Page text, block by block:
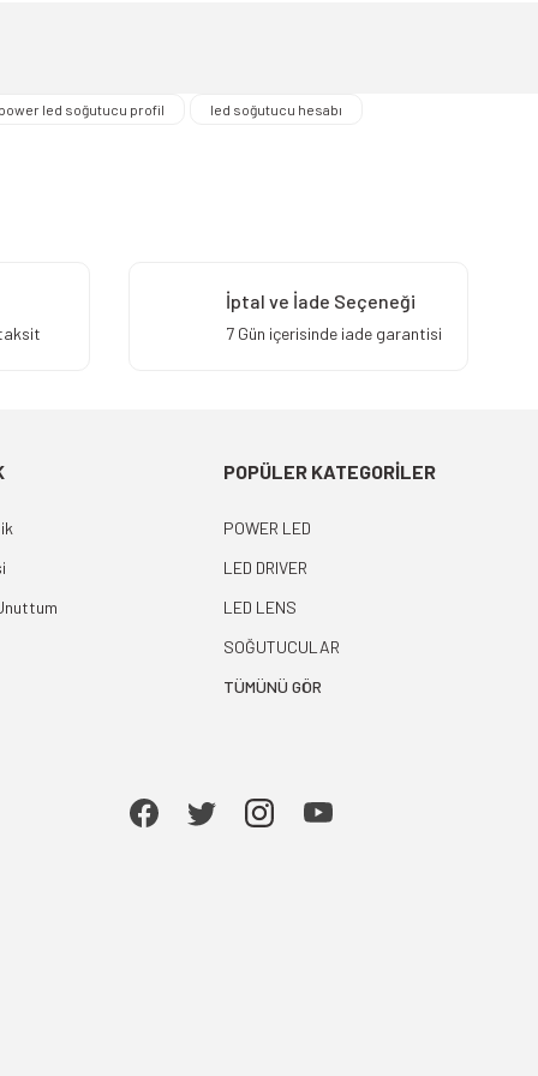
led soğutucu profil led soğutucu hesabı
İptal ve İade Seçeneği
7 Gün içerisinde iade garantisi
POPÜLER KATEGORİLER
POWER LED
LED DRIVER
LED LENS
SOĞUTUCULAR
TÜMÜNÜ GÖR